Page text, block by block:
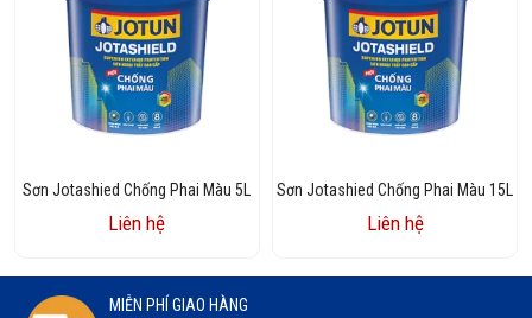
Sơn Jotashied Chống Phai Màu 5L
Liên hệ
Sơn Jotashied Chống Phai Màu 15L
Liên hệ
MIỄN PHÍ GIAO HÀNG